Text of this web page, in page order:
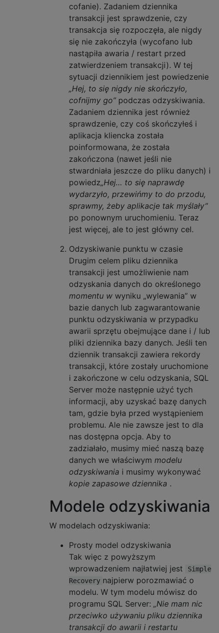
cofanie). Zadaniem dziennika
transakcji jest sprawdzenie, czy
transakcja się rozpoczęła, ale nigdy
się nie zakończyła (wycofano lub
nastąpiła awaria / restart przed
zatwierdzeniem transakcji). W tej
sytuacji dziennikiem jest powiedzenie
„Hej, to się nigdy nie skończyło,
cofnijmy go”podczas odzyskiwania.
Zadaniem dziennika jest również
sprawdzenie, czy coś skończyłeś i
aplikacja kliencka została
poinformowana, że ​​została
zakończona (nawet jeśli nie
stwardniała jeszcze do pliku danych) i
powiedz„Hej… to się naprawdę
wydarzyło, przewińmy to do przodu,
sprawmy, żeby aplikacje tak myślały”
po ponownym uruchomieniu. Teraz
jest więcej, ale to jest główny cel.
Odzyskiwanie punktu w czasie
Drugim celem pliku dziennika
transakcji jest umożliwienie nam
odzyskania danych do określonego
momentu w wyniku „wylewania” w
bazie danych lub zagwarantowanie
punktu odzyskiwania w przypadku
awarii sprzętu obejmujące dane i / lub
pliki dziennika bazy danych. Jeśli ten
dziennik transakcji zawiera rekordy
transakcji, które zostały uruchomione
i zakończone w celu odzyskania, SQL
Server może następnie użyć tych
informacji, aby uzyskać bazę danych
tam, gdzie była przed wystąpieniem
problemu. Ale nie zawsze jest to dla
nas dostępna opcja. Aby to
zadziałało, musimy mieć naszą bazę
danych we właściwym modelu
odzyskiwania i musimy wykonywać
kopie zapasowe dziennika .
Modele odzyskiwania
W modelach odzyskiwania:
Prosty model odzyskiwania
Tak więc z powyższym
wprowadzeniem najłatwiej jest
Simple
Recovery najpierw porozmawiać o
modelu. W tym modelu mówisz do
programu SQL Server: „Nie mam nic
przeciwko używaniu pliku dziennika
transakcji do awarii i restartu